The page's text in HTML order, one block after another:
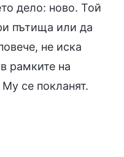
дело: ново. Той
пътища или да
не иска
рамките на
се покланят.